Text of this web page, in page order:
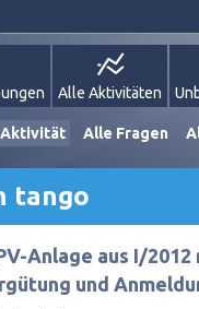
Alle Aktivitäten
Alle Fragen
tango
Anlage aus I/
und